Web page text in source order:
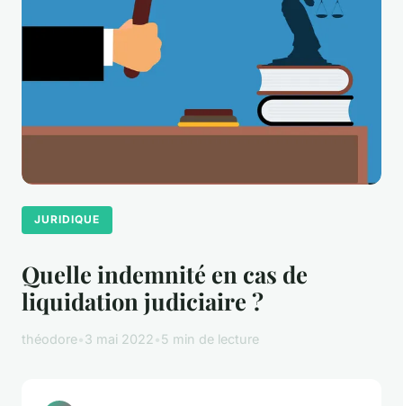
JURIDIQUE
Quelle indemnité en cas de
liquidation judiciaire ?
théodore•3 mai 2022•5 min de lecture